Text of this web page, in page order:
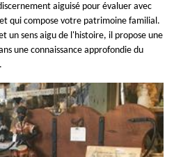
aiguisé pour évaluer avec
qui compose votre patrimoine familial.
un sens aigu de l'histoire, il propose une
une connaissance approfondie du